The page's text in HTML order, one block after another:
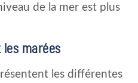
de la mer est plus
les marées
les différentes